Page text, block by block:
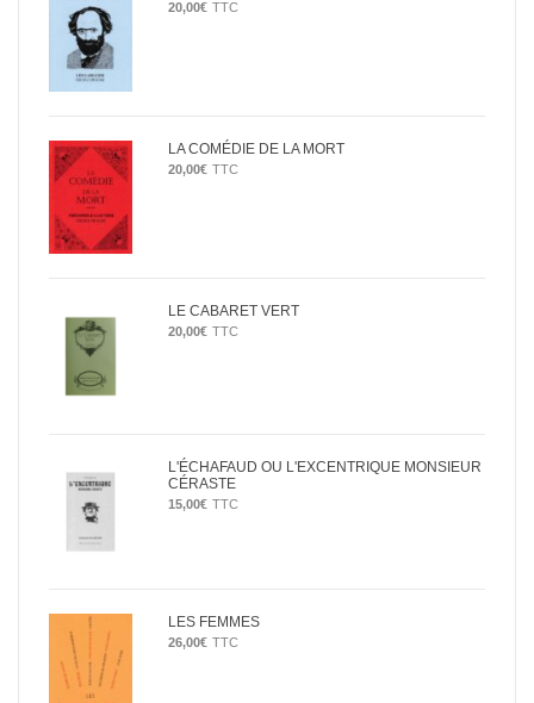
20,00€ TTC
LA COMÉDIE DE LA MORT
20,00€ TTC
LE CABARET VERT
20,00€ TTC
L'ÉCHAFAUD OU L'EXCENTRIQUE MONSIEUR
CÉRASTE
15,00€ TTC
LES FEMMES
26,00€ TTC